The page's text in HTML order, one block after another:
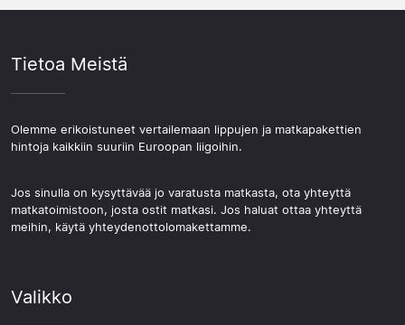
Tietoa Meistä
Olemme erikoistuneet vertailemaan lippujen ja matkapakettien
hintoja kaikkiin suuriin Euroopan liigoihin.
Jos sinulla on kysyttävää jo varatusta matkasta, ota yhteyttä
matkatoimistoon, josta ostit matkasi. Jos haluat ottaa yhteyttä
meihin, käytä yhteydenottolomakettamme.
Valikko